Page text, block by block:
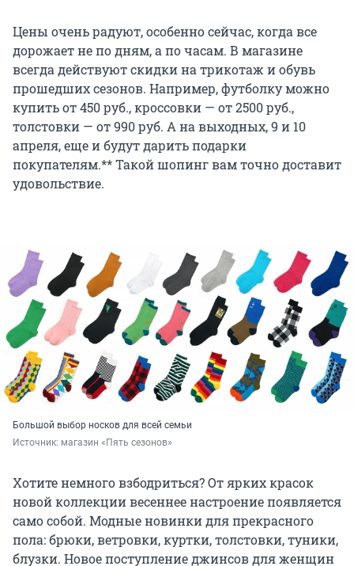
Цены очень радуют, особенно сейчас, когда все
дорожает не по дням, а по часам. В магазине
всегда действуют скидки на трикотаж и обувь
прошедших сезонов. Например, футболку можно
купить от 450 руб., кроссовки — от 2500 руб.,
толстовки — от 990 руб. А на выходных, 9 и 10
апреля, еще и будут дарить подарки
покупателям.** Такой шопинг вам точно доставит
удовольствие.
Большой выбор носков для всей семьи
Источник: магазин «Пять сезонов»
Хотите немного взбодриться? От ярких красок
новой коллекции весеннее настроение появляется
само собой. Модные новинки для прекрасного
пола: брюки, ветровки, куртки, толстовки, туники,
блузки. Новое поступление джинсов для женщин